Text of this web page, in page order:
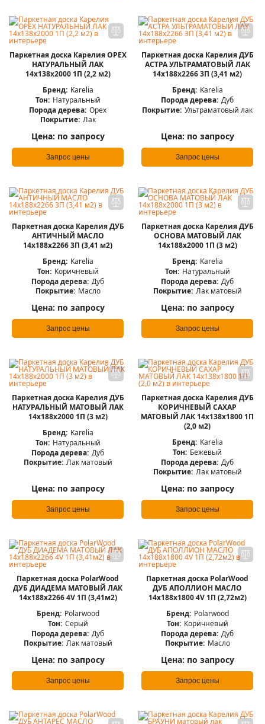
Паркетная доска Карелия ОРЕХ
НАТУРАЛЬНЫЙ ЛАК
14x138x2000 1П (2,2 м2)
Бренд: Karelia
Тон: Натуральный
Порода дерева: Орех
Покрытие: Лак
Цена: по запросу
Запрос цены
Паркетная доска Карелия ДУБ
АСТРА УЛЬТРАМАТОВЫЙ ЛАК
14x188x2266 3П (3,41 м2)
Бренд: Karelia
Порода дерева: Дуб
Покрытие: Ультраматовый лак
Цена: по запросу
Запрос цены
Паркетная доска Карелия ДУБ
АНТИЧНЫЙ МАСЛО
14x188x2266 3П (3,41 м2)
Бренд: Karelia
Тон: Коричневый
Порода дерева: Дуб
Покрытие: Масло
Цена: по запросу
Запрос цены
Паркетная доска Карелия ДУБ
ОСНОВА МАТОВЫЙ ЛАК
14x188x2000 1П (3 м2)
Бренд: Karelia
Тон: Натуральный
Порода дерева: Дуб
Покрытие: Лак матовый
Цена: по запросу
Запрос цены
Паркетная доска Карелия ДУБ
НАТУРАЛЬНЫЙ МАТОВЫЙ ЛАК
14x188x2000 1П (3 м2)
Бренд: Karelia
Тон: Натуральный
Порода дерева: Дуб
Покрытие: Лак матовый
Цена: по запросу
Запрос цены
Паркетная доска Карелия ДУБ
КОРИЧНЕВЫЙ САХАР
МАТОВЫЙ ЛАК 14x138x1800 1П
(2,0 м2)
Бренд: Karelia
Тон: Бежевый
Порода дерева: Дуб
Покрытие: Лак матовый
Цена: по запросу
Запрос цены
Паркетная доска PolarWood
ДУБ ДИАДЕМА МАТОВЫЙ ЛАК
14x188x2266 4V 1П (3,41м2)
Бренд: Polarwood
Тон: Серый
Порода дерева: Дуб
Покрытие: Лак матовый
Цена: по запросу
Запрос цены
Паркетная доска PolarWood
ДУБ АПОЛЛИОН МАСЛО
14x188x1800 4V 1П (2,72м2)
Бренд: Polarwood
Тон: Коричневый
Порода дерева: Дуб
Покрытие: Масло
Цена: по запросу
Запрос цены